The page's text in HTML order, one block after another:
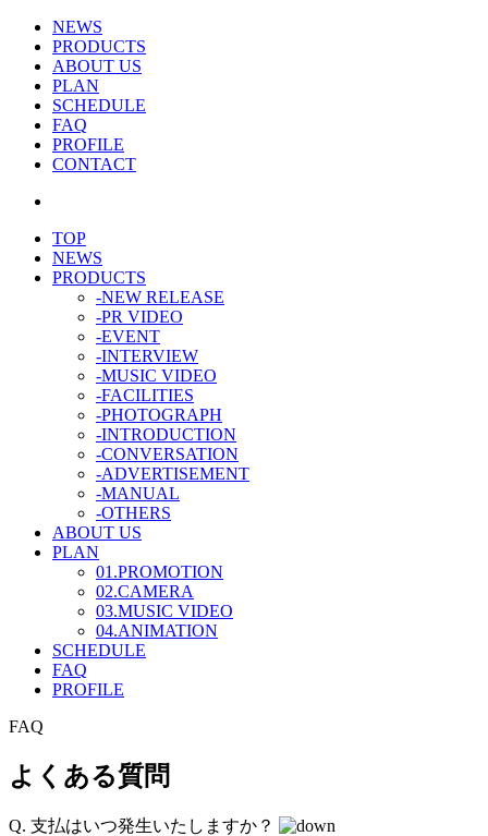
NEWS
PRODUCTS
ABOUT US
PLAN
SCHEDULE
FAQ
PROFILE
CONTACT
TOP
NEWS
PRODUCTS
-NEW RELEASE
-PR VIDEO
-EVENT
-INTERVIEW
-MUSIC VIDEO
-FACILITIES
-PHOTOGRAPH
-INTRODUCTION
-CONVERSATION
-ADVERTISEMENT
-MANUAL
-OTHERS
ABOUT US
PLAN
01.PROMOTION
02.CAMERA
03.MUSIC VIDEO
04.ANIMATION
SCHEDULE
FAQ
PROFILE
FAQ
よくある質問
Q. 支払はいつ発生いたしますか？